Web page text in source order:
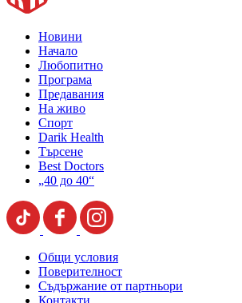
Новини
Начало
Любопитно
Програма
Предавания
На живо
Спорт
Darik Health
Търсене
Best Doctors
„40 до 40“
Общи условия
Поверителност
Съдържание от партньори